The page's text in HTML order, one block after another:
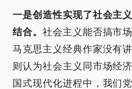
一是创造性实现了社会主
结合。 社会主义能否搞市
马克思主义经典作家没有
则认为社会主义同市场经
国式现代化进程中，我们